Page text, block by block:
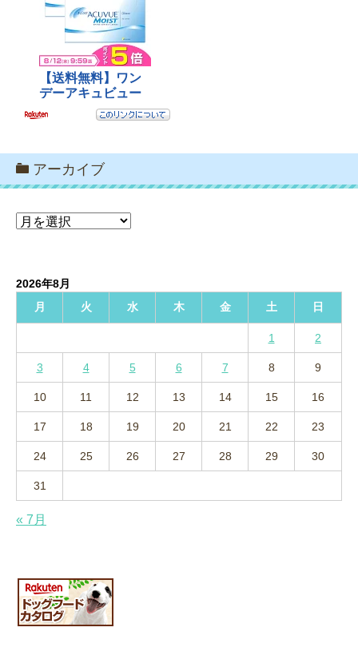
アーカイブ
ア
ブ
2026年8月
月
火 水 木 金 土 日
1 2
3 4 5 6 7 8 9
10 11 12 13 14 15 16
17 18 19 20 21 22 23
24 25 26 27 28 29 30
31
« 7月